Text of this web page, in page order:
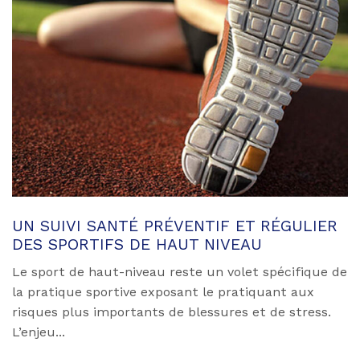
UN SUIVI SANTÉ PRÉVENTIF ET RÉGULIER
DES SPORTIFS DE HAUT NIVEAU
Le sport de haut-niveau reste un volet spécifique de
la pratique sportive exposant le pratiquant aux
risques plus importants de blessures et de stress.
L’enjeu...